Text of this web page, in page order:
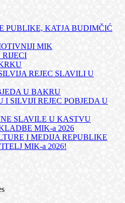
PUBLIKE, KATJA BUDIMČIĆ
MIK
REJEC SLAVILI U
U BAKRU
SILVIJI REJEC POBJEDA U
SLAVILE U KASTVU
MIK-a 2026
I MEDIJA REPUBLIKE
MIK-a 2026!